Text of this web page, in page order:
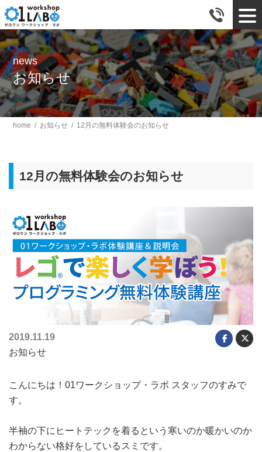
news
お知らせ
home / お知らせ / 12月の無料体験会のお知らせ
12月の無料体験会のお知らせ
2019.11.19
お知らせ
こんにちは！01ワークショップ・ラボ スタッフのすみで
す。
半袖の下にヒートテックを着るという寒いのか暖かいのか
わからない格好をしているスミです。